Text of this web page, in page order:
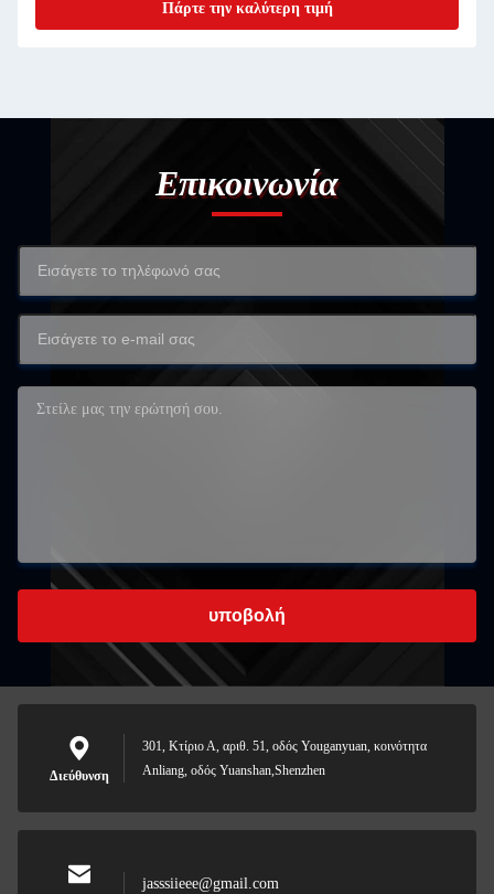
Πάρτε την καλύτερη τιμή
Επικοινωνία
υποβολή
Διεύθυνση
301, Κτίριο Α, αριθ. 51, οδός Youganyuan, κοινότητα
Anliang, οδός Yuanshan,Shenzhen
jasssiieee@gmail.com